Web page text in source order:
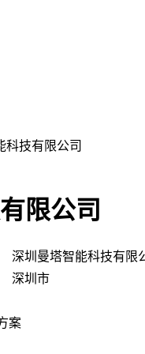
科技有限公司
限公司
深圳曼塔智能科技有限
深圳市
案